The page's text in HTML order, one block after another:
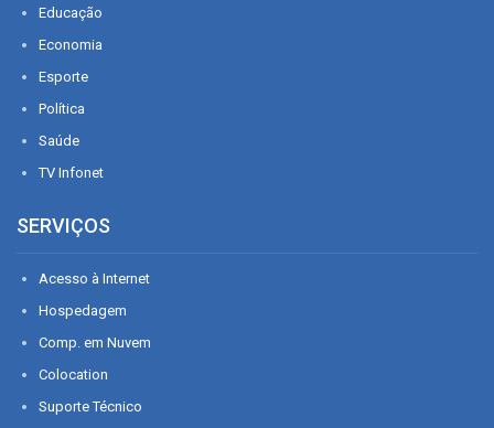
Educação
Economia
Esporte
Política
Saúde
TV Infonet
SERVIÇOS
Acesso à Internet
Hospedagem
Comp. em Nuvem
Colocation
Suporte Técnico